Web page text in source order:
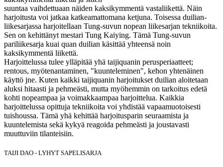
suuntaa vaihdettuaan näiden kaksikymmentä vastaliikettä. Näin
harjoitusta voi jatkaa katkeamattomana ketjuna. Toisessa duilian-
liikesarjassa harjoitellaan Tung-suvun nopean liikesarjan tekniikoita.
Sen on kehittänyt mestari Tung Kaiying. Tämä Tung-suvun
pariliikesarja kuai quan duilian käsittää yhteensä noin
kaksikymmentä liikettä.
Harjoittelussa tulee ylläpitää yhä taijiquanin perusperiaatteet;
rentous, myötenantaminen, "kuunteleminen", kehon yhtenäinen
käyttö jne. Kuten kaikki taijiquanin harjoitukset duilian aloitetaan
aluksi hitaasti ja pehmeästi, mutta myöhemmin on tarkoitus edetä
kohti nopeampaa ja voimakkaampaa harjoittelua. Kaikkia
harjoittelussa opittuja tekniikoita voi yhdistää vapaamuotoisesti
tuishoussa. Tämä yhä kehittää harjoitusparin seuraamista ja
kuuntelemista sekä kykyä reagoida pehmeästi ja joustavasti
muuttuviin tilanteisiin.
TAIJI DAO - LYHYT SAPELISARJA